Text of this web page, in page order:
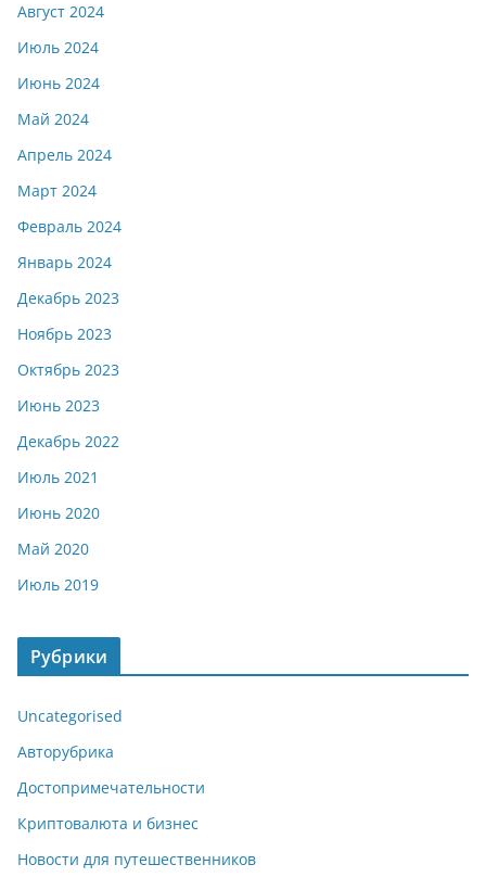
Август 2024
Июль 2024
Июнь 2024
Май 2024
Апрель 2024
Март 2024
Февраль 2024
Январь 2024
Декабрь 2023
Ноябрь 2023
Октябрь 2023
Июнь 2023
Декабрь 2022
Июль 2021
Июнь 2020
Май 2020
Июль 2019
Рубрики
Uncategorised
Авторубрика
Достопримечательности
Криптовалюта и бизнес
Новости для путешественников